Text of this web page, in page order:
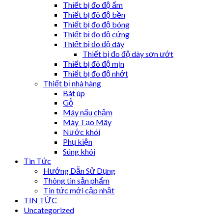
Thiết bị đo độ ẩm
Thiết bị đô độ bền
Thiết bị đo độ bóng
Thiết bị đo độ cứng
Thiết bị đo độ dày
Thiết bị đo độ dày sơn ướt
Thiết bị đô độ mịn
Thiết bị đo độ nhớt
Thiết bị nhà hàng
Bát úp
Gỗ
Máy nấu chậm
Máy Tạo Mây
Nước khói
Phụ kiện
Súng khói
Tin Tức
Hướng Dẫn Sử Dụng
Thông tin sản phẩm
Tin tức mới cập nhật
TIN TỨC
Uncategorized